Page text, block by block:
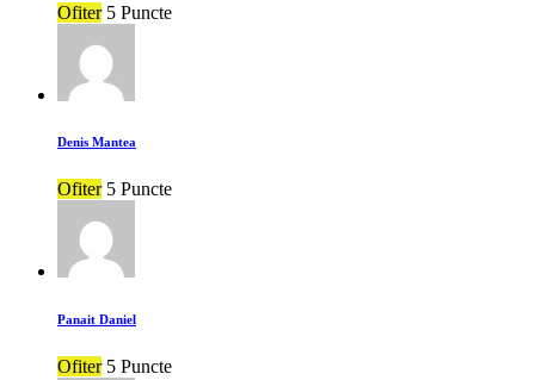
Ofiter 5 Puncte
Denis Mantea
Ofiter 5 Puncte
Panait Daniel
Ofiter 5 Puncte